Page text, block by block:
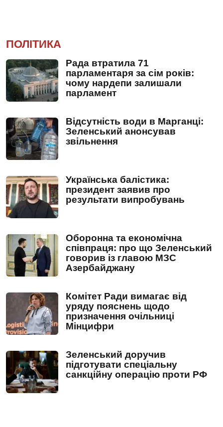
ПОЛІТИКА
Рада втратила 71
парламентаря за сім років:
чому нардепи залишали
парламент
Відсутність води в Марганці:
Зеленський анонсував
звільнення
Українська балістика:
президент заявив про
результати випробувань
Оборонна та економічна
співпраця: про що Зеленський
говорив із главою МЗС
Азербайджану
Комітет Ради вимагає від
уряду пояснень щодо
призначення очільниці
Мінцифри
Зеленський доручив
підготувати спеціальну
санкційну операцію проти РФ